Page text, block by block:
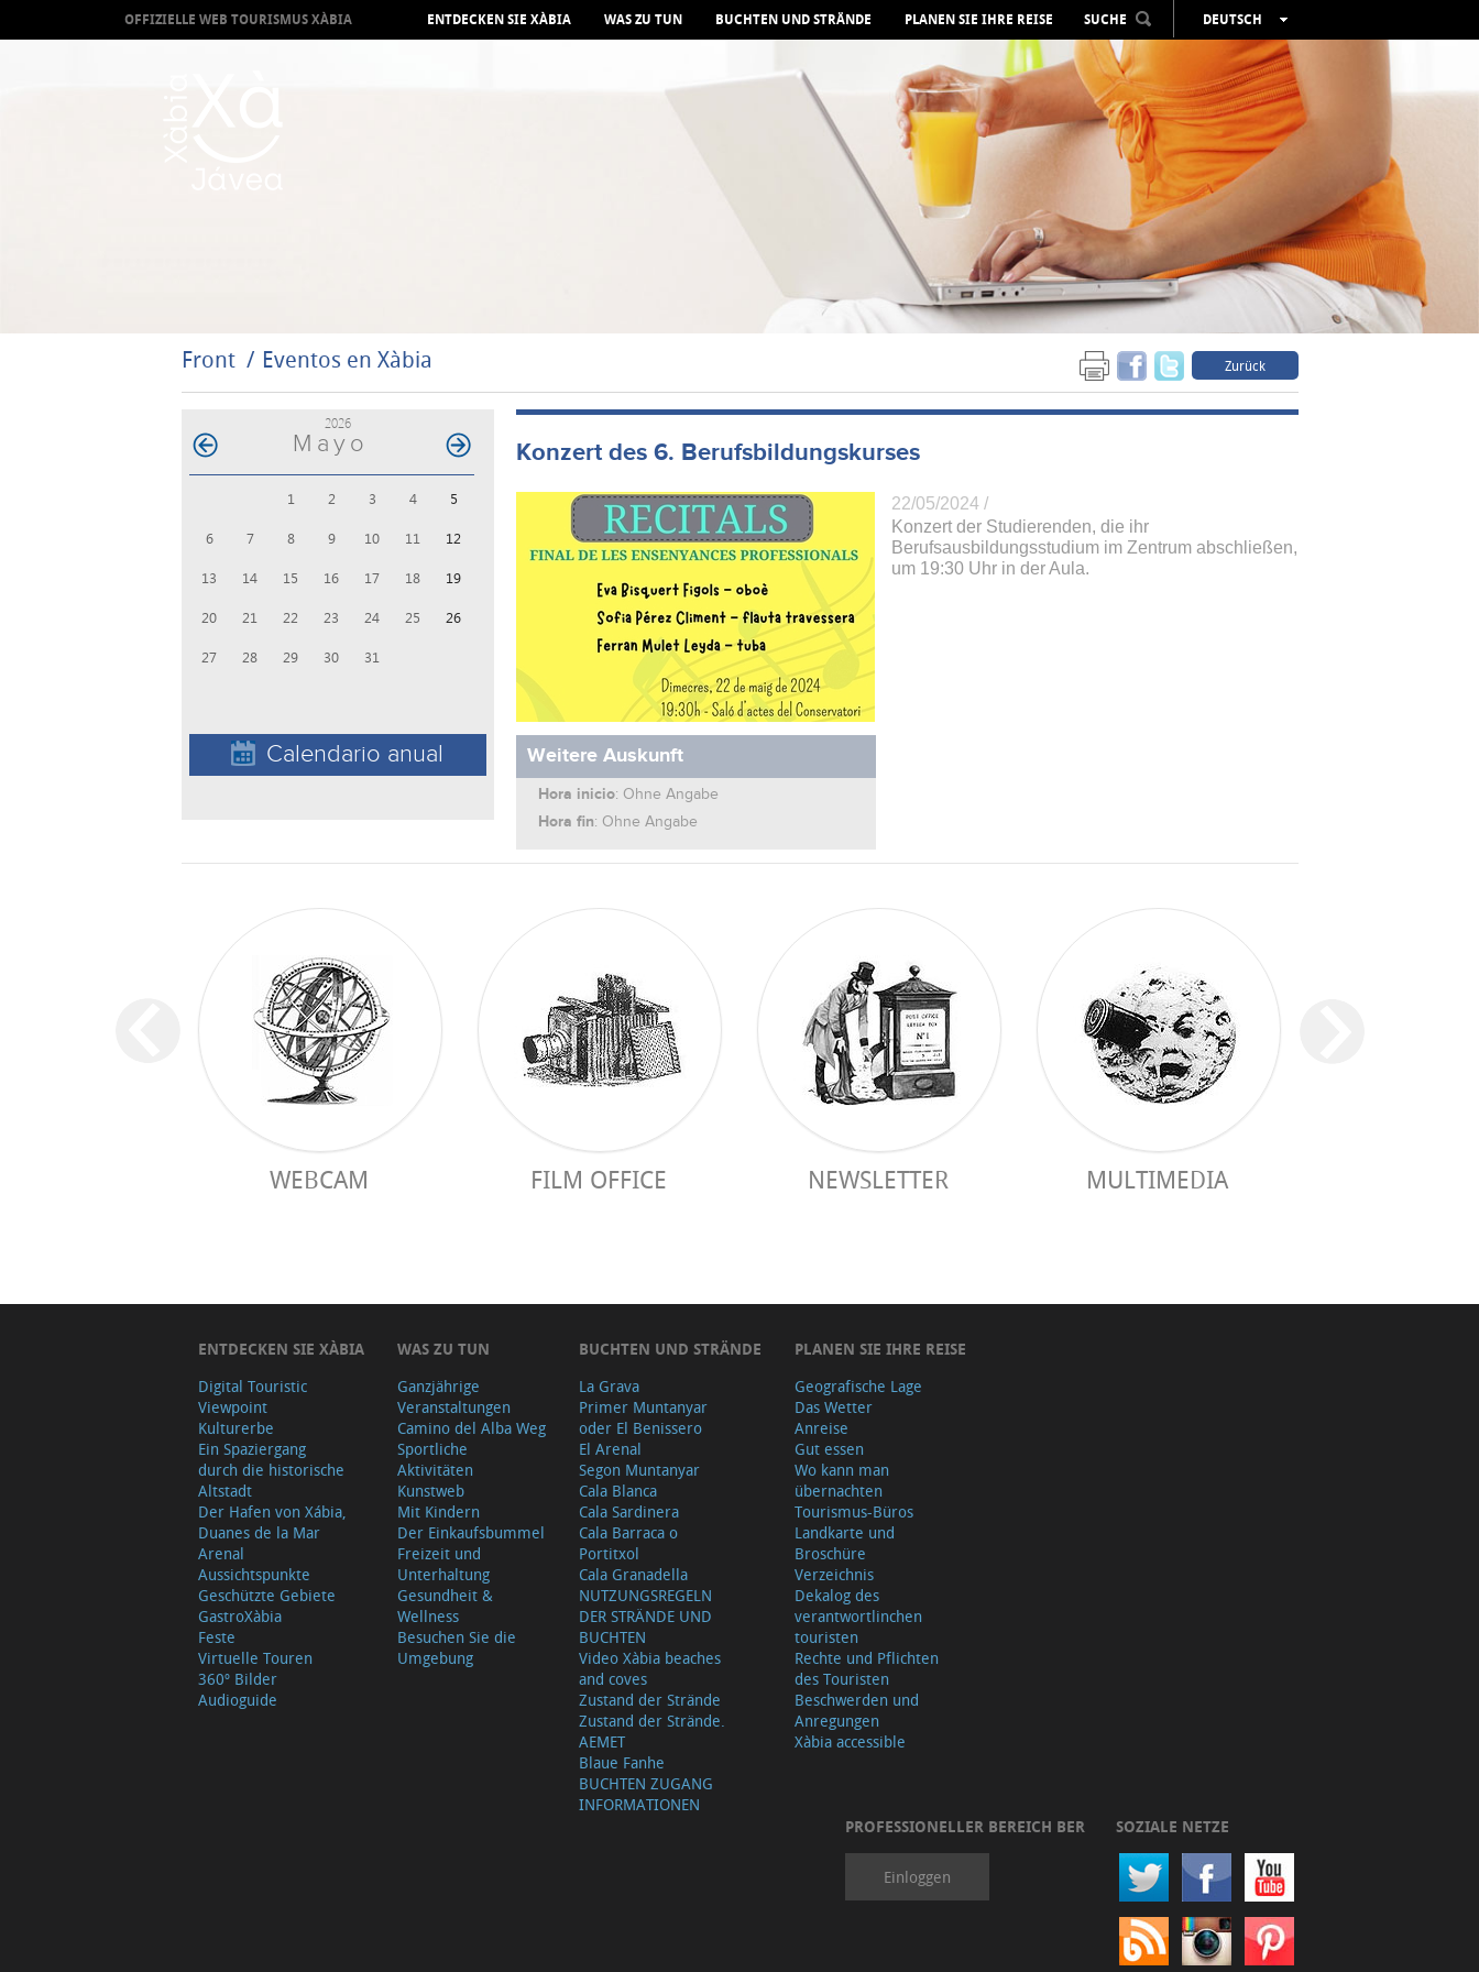
OFFIZIELLE WEB TOURISMUS XÀBIA ENTDECKEN SIE XÀBIA WAS ZU TUN BUCHTEN UND STRÄNDE PLANEN SIE IHRE REISE SUCHE
DEUTSCH
ESPAÑOL
VALENCIÀ
ENGLISH
FRANÇAIS
РУССКИЙ
Front Eventos en Xàbia Zurück
2026
Mayo
1 2 3 4 5
6 7 8 9 10 11 12
13 14 15 16 17 18 19
20 21 22 23 24 25 26
27 28 29 30 31
Calendario anual
Konzert des 6. Berufsbildungskurses
Weitere Auskunft
Hora inicio: Ohne Angabe
Hora fin: Ohne Angabe
22/05/2024 /
Konzert der Studierenden, die ihr
Berufsausbildungsstudium im Zentrum abschließen,
um 19:30 Uhr in der Aula.
WEBCAM FILM OFFICE NEWSLETTER MULTIMEDIA
ENTDECKEN SIE XÀBIA
Digital Touristic
Viewpoint
Kulturerbe
Ein Spaziergang
durch die historische
Altstadt
Der Hafen von Xábia,
Duanes de la Mar
Arenal
Aussichtspunkte
Geschützte Gebiete
GastroXàbia
Feste
Virtuelle Touren
360º Bilder
Audioguide
WAS ZU TUN
Ganzjährige
Veranstaltungen
Camino del Alba Weg
Sportliche
Aktivitäten
Kunstweb
Mit Kindern
Der Einkaufsbummel
Freizeit und
Unterhaltung
Gesundheit &
Wellness
Besuchen Sie die
Umgebung
BUCHTEN UND STRÄNDE
La Grava
Primer Muntanyar
oder El Benissero
El Arenal
Segon Muntanyar
Cala Blanca
Cala Sardinera
Cala Barraca o
Portitxol
Cala Granadella
NUTZUNGSREGELN
DER STRÄNDE UND
BUCHTEN
Video Xàbia beaches
and coves
Zustand der Strände
Zustand der Strände.
AEMET
Blaue Fanhe
BUCHTEN ZUGANG
INFORMATIONEN
PLANEN SIE IHRE REISE
Geografische Lage
Das Wetter
Anreise
Gut essen
Wo kann man
übernachten
Tourismus-Büros
Landkarte und
Broschüre
Verzeichnis
Dekalog des
verantwortlinchen
touristen
Rechte und Pflichten
des Touristen
Beschwerden und
Anregungen
Xàbia accessible
PROFESSIONELLER BEREICH BER
Einloggen
SOZIALE NETZE